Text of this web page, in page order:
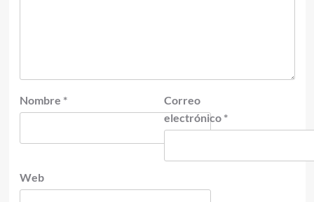
Nombre *
Correo
electrónico *
Web